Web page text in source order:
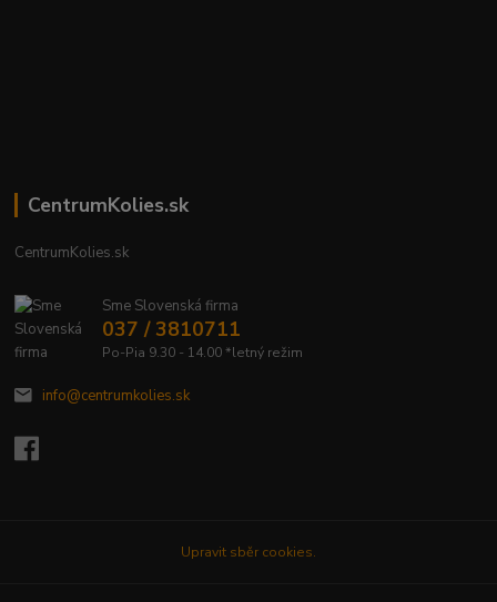
CentrumKolies.sk
CentrumKolies.sk
Sme Slovenská firma
037 / 3810711
Po-Pia 9.30 - 14.00 *letný režim
info@centrumkolies.sk
Upravit sběr cookies.